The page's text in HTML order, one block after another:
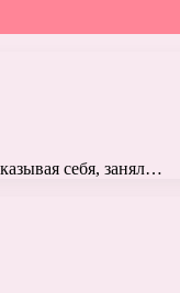
себя, занял…